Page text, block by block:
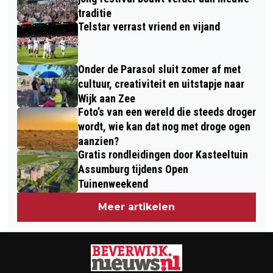
KICKBOKSGALA IN SPORTHAL
BEVERWIJK
traditie
Telstar verrast vriend en vijand
Onder de Parasol sluit zomer af met
cultuur, creativiteit en uitstapje naar
Wijk aan Zee
Foto’s van een wereld die steeds droger
wordt, wie kan dat nog met droge ogen
aanzien?
Gratis rondleidingen door Kasteeltuin
Assumburg tijdens Open
Tuinenweekend
Meer artikelen